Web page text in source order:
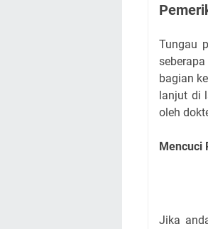
Tungau
bagian
lanjut di
oleh
Mencuci
Jika